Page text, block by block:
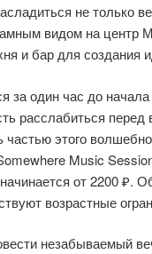
не только
видом на центр
и бар для создания
за один час до
расслабиться
частью этого
Music
от 2200 ₽.
возрастные
незабываемый